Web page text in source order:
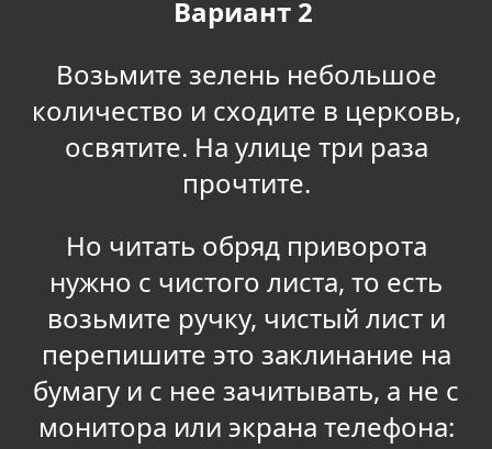
Вариант 2
Возьмите зелень небольшое
количество и сходите в церковь,
освятите. На улице три раза
прочтите.
Но читать обряд приворота
нужно с чистого листа, то есть
возьмите ручку, чистый лист и
перепишите это заклинание на
бумагу и с нее зачитывать, а не с
монитора или экрана телефона: